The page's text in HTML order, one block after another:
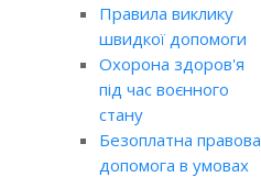
Правила виклику
швидкої допомоги
Охорона здоров'я
під час воєнного
стану
Безоплатна правова
допомога в умовах